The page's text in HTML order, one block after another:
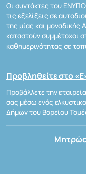
Οι συντάκτες του
τις εξελίξεις σε
της μίας και μοναδικής
καταστούν συμμέτοχοι
καθημερινότητας σε
Προβληθείτε στο
Προβάλλετε την
σας μέσω ενός
Δήμων του Βορείου